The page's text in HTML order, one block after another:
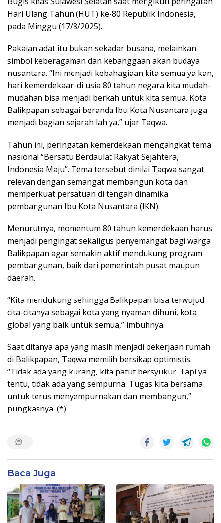
Hari Ulang Tahun (HUT) ke-80 Republik Indonesia,
pada Minggu (17/8/2025).
Pakaian adat itu bukan sekadar busana, melainkan
simbol keberagaman dan kebanggaan akan budaya
nusantara. “Ini menjadi kebahagiaan kita semua ya kan,
hari kemerdekaan di usia 80 tahun negara kita mudah-
mudahan bisa menjadi berkah untuk kita semua. Kota
Balikpapan sebagai beranda Ibu Kota Nusantara juga
menjadi bagian sejarah lah ya,” ujar Taqwa.
Tahun ini, peringatan kemerdekaan mengangkat tema
nasional “Bersatu Berdaulat Rakyat Sejahtera,
Indonesia Maju”. Tema tersebut dinilai Taqwa sangat
relevan dengan semangat membangun kota dan
memperkuat persatuan di tengah dinamika
pembangunan Ibu Kota Nusantara (IKN).
Menurutnya, momentum 80 tahun kemerdekaan harus
menjadi pengingat sekaligus penyemangat bagi warga
Balikpapan agar semakin aktif mendukung program
pembangunan, baik dari pemerintah pusat maupun
daerah.
“Kita mendukung sehingga Balikpapan bisa terwujud
cita-citanya sebagai kota yang nyaman dihuni, kota
global yang baik untuk semua,” imbuhnya.
Saat ditanya apa yang masih menjadi pekerjaan rumah
di Balikpapan, Taqwa memilih bersikap optimistis.
“Tidak ada yang kurang, kita patut bersyukur. Tapi ya
tentu, tidak ada yang sempurna. Tugas kita bersama
untuk terus menyempurnakan dan membangun,”
pungkasnya. (*)
Baca Juga